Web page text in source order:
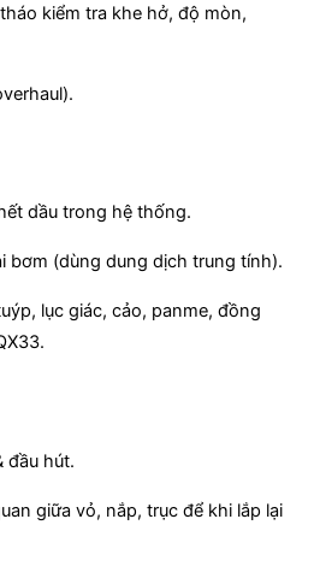
kiểm tra khe hở, độ mòn,
dầu trong hệ thống.
bơm (dùng dung dịch trung tính).
lục giác, cảo, panme, đồng
đầu hút.
giữa vỏ, nắp, trục để khi lắp lại